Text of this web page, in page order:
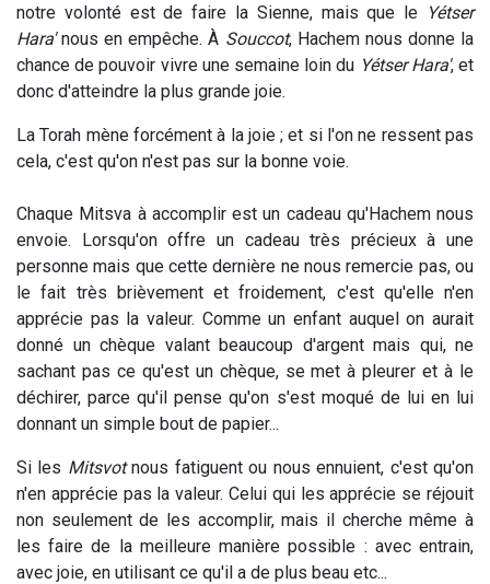
notre volonté est de faire la Sienne, mais que le Yétser
Hara'nous en empêche. À Souccot, Hachem nous donne la
chance de pouvoir vivre une semaine loin du Yétser Hara', et
donc d'atteindre la plus grande joie.
La Torah mène forcément à la joie ; et si l'on ne ressent pas
cela, c'est qu'on n'est pas sur la bonne voie.
Chaque Mitsva à accomplir est un cadeau qu'Hachem nous
envoie. Lorsqu'on offre un cadeau très précieux à une
personne mais que cette dernière ne nous remercie pas, ou
le fait très brièvement et froidement, c'est qu'elle n'en
apprécie pas la valeur. Comme un enfant auquel on aurait
donné un chèque valant beaucoup d'argent mais qui, ne
sachant pas ce qu'est un chèque, se met à pleurer et à le
déchirer, parce qu'il pense qu'on s'est moqué de lui en lui
donnant un simple bout de papier...
Si les Mitsvotnous fatiguent ou nous ennuient, c'est qu'on
n'en apprécie pas la valeur. Celui qui les apprécie se réjouit
non seulement de les accomplir, mais il cherche même à
les faire de la meilleure manière possible : avec entrain,
avec joie, en utilisant ce qu'il a de plus beau etc...